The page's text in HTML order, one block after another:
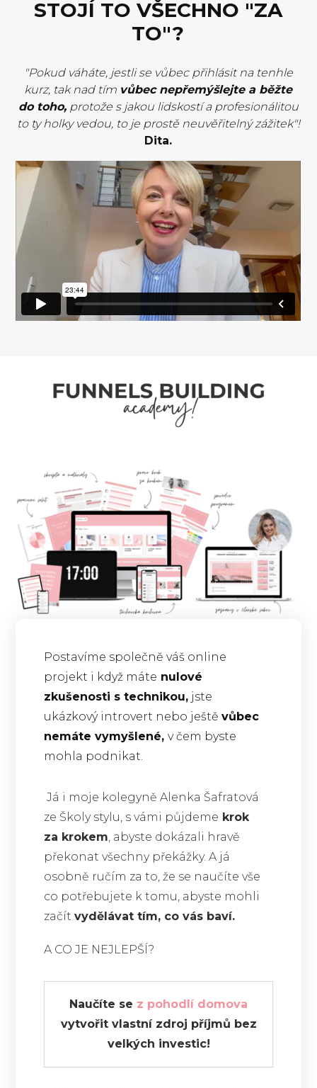
STOJÍ TO VŠECHNO "ZA
TO"?
"Pokud váháte, jestli se vůbec přihlásit na tenhle
kurz, tak nad tím vůbec nepřemýšlejte a běžte
do toho,protože s jakou lidskostí a profesionálitou
to ty holky vedou, to je prostě neuvěřitelný zážitek"!
Dita.
Postavíme společně váš online
projekt i když máte nulové
zkušenosti s technikou, jste
ukázkový introvert nebo ještěvůbec
nemáte vymyšlené,v čem byste
mohla podnikat.
Já i moje kolegyně Alenka Šafratová
ze Školy stylu, s vámi půjdeme krok
za krokem, abyste dokázali hravě
překonat všechny překážky. A já
osobně ručím za to, že se naučíte vše
co potřebujete k tomu, abyste mohli
začítvydělávat tím, co vás baví.
A CO JE NEJLEPŠÍ?
Naučíte se z pohodlí domova
vytvořit vlastní zdroj příjmů bez
velkých investic!